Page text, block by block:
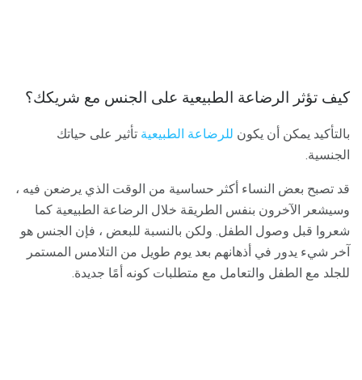
كيف تؤثر الرضاعة الطبيعية على الجنس مع شريكك؟
بالتأكيد يمكن أن يكون للرضاعة الطبيعية تأثير على حياتك
الجنسية.
قد تصبح بعض النساء أكثر حساسية من الوقت الذي يرضعن فيه ،
وسيشعر الآخرون بنفس الطريقة خلال الرضاعة الطبيعية كما
شعروا قبل وصول الطفل. ولكن بالنسبة للبعض ، فإن الجنس هو
آخر شيء يدور في أذهانهم بعد يوم طويل من التلامس المستمر
للجلد مع الطفل والتعامل مع متطلبات كونه أمًا جديدة.